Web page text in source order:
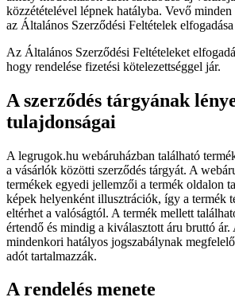
közzétételével lépnek hatályba. Vevő minden
az Általános Szerződési Feltételek
Az Általános Szerződési Feltételeket
hogy rendelése fizetési kötelezettséggel jár.
A szerződés tárgyának
tulajdonságai
A legrugok.hu webáruházban található
a vásárlók közötti szerződés tárgyát. A
termékek egyedi jellemzői a termék oldalon
képek helyenként illusztrációk, így a termék
eltérhet a valóságtól. A termék mellett
értendő és mindig a kiválasztott áru bruttó ár.
mindenkori hatályos jogszabálynak
adót tartalmazzák.
A rendelés menete